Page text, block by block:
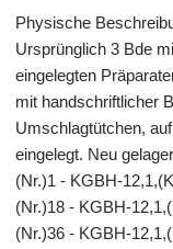
Physische
Ursprünglich 3 Bde
eingelegten
mit handschriftlicher
Umschlagtütchen,
eingelegt. Neu
(Nr.)1 - KGBH-
(Nr.)18 - KGBH-
(Nr.)36 - KGBH-